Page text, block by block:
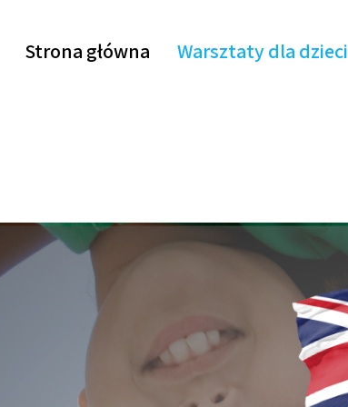
Strona główna Warsztaty dla dzieci